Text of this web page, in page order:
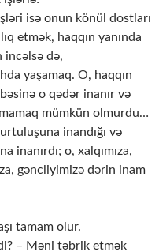
isə onun könül dostları
etmək, haqqın yanında
incəlsə də,
yaşamaq. O, haqqın
o qədər inanır və
mümkün olmurdu…
inandığı və
inanırdı; o, xalqımıza,
gəncliyimizə dərin inam
tamam olur.
– Məni təbrik etmək